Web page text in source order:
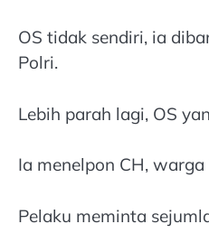
OS tidak sendiri, ia
Polri.
Lebih parah lagi, OS
Ia menelpon CH,
Pelaku meminta